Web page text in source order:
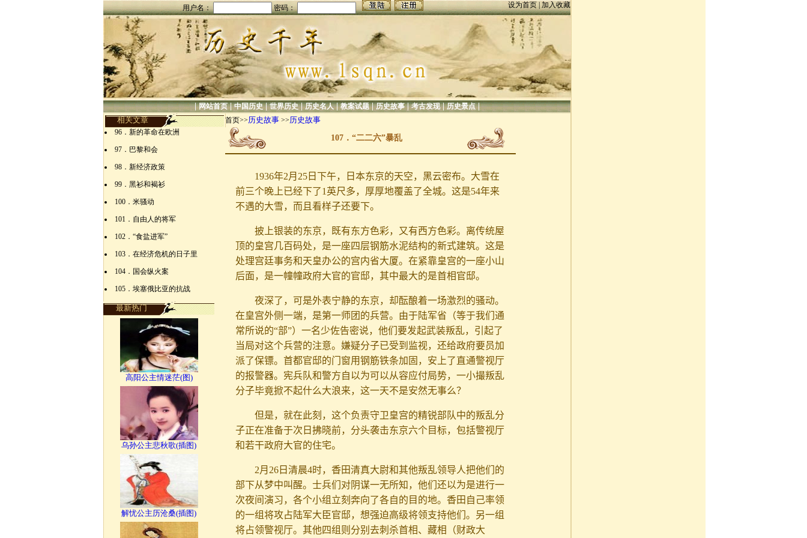
用户名： 密码： 设为首页| 加入收藏
|网站首页|中国历史|世界历史|历史名人|教案试题|历史故事|考古发现|历史景点|
相关文章
首页>>历史故事 >>历史故事
96．新的革命在欧洲
97．巴黎和会
98．新经济政策
99．黑衫和褐衫
100．米骚动
101．自由人的将军
102．“食盐进军”
103．在经济危机的日子里
104．国会纵火案
105．埃塞俄比亚的抗战
最新热门
高阳公主情迷茫(图)
乌孙公主悲秋歌(插图)
解忧公主历沧桑(插图)
107．“二二六”暴乱
1936年2月25日下午，日本东京的天空，黑云密布。大雪在
前三个晚上已经下了1英尺多，厚厚地覆盖了全城。这是54年来
不遇的大雪，而且看样子还要下。
披上银装的东京，既有东方色彩，又有西方色彩。离传统屋
顶的皇宫几百码处，是一座四层钢筋水泥结构的新式建筑。这是
处理宫廷事务和天皇办公的宫内省大厦。在紧靠皇宫的一座小山
后面，是一幢幢政府大官的官邸，其中最大的是首相官邸。
夜深了，可是外表宁静的东京，却酝酿着一场激烈的骚动。
在皇宫外侧一端，是第一师团的兵营。由于陆军省（等于我们通
常所说的“部”）一名少佐告密说，他们要发起武装叛乱，引起了
当局对这个兵营的注意。嫌疑分子已受到监视，还给政府要员加
派了保镖。首都官邸的门窗用钢筋铁条加固，安上了直通警视厅
的报警器。宪兵队和警方自以为可以从容应付局势，一小撮叛乱
分子毕竟掀不起什么大浪来，这一天不是安然无事么？
但是，就在此刻，这个负责守卫皇宫的精锐部队中的叛乱分
子正在准备于次日拂晓前，分头袭击东京六个目标，包括警视厅
和若干政府大官的住宅。
2月26日清晨4时，香田清真大尉和其他叛乱领导人把他们的
部下从梦中叫醒。士兵们对阴谋一无所知，他们还以为是进行一
次夜间演习，各个小组立刻奔向了各自的目的地。香田自己率领
的一组将攻占陆军大臣官邸，想强迫高级将领支持他们。另一组
将占领警视厅。其他四组则分别去刺杀首相、藏相（财政大